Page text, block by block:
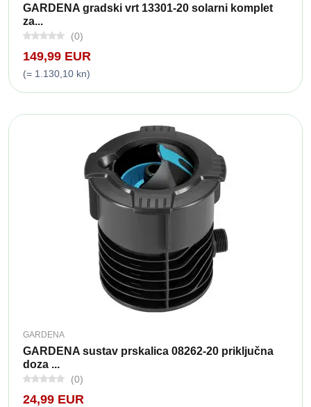
GARDENA gradski vrt 13301-20 solarni komplet
za...
(0)
149,99 EUR
(= 1.130,10 kn)
GARDENA
GARDENA sustav prskalica 08262-20 priključna
doza ...
(0)
24,99 EUR